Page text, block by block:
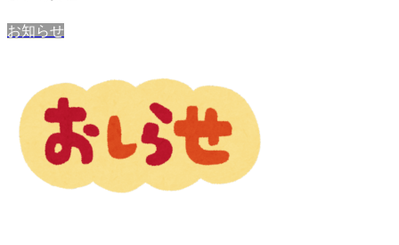
お知らせ